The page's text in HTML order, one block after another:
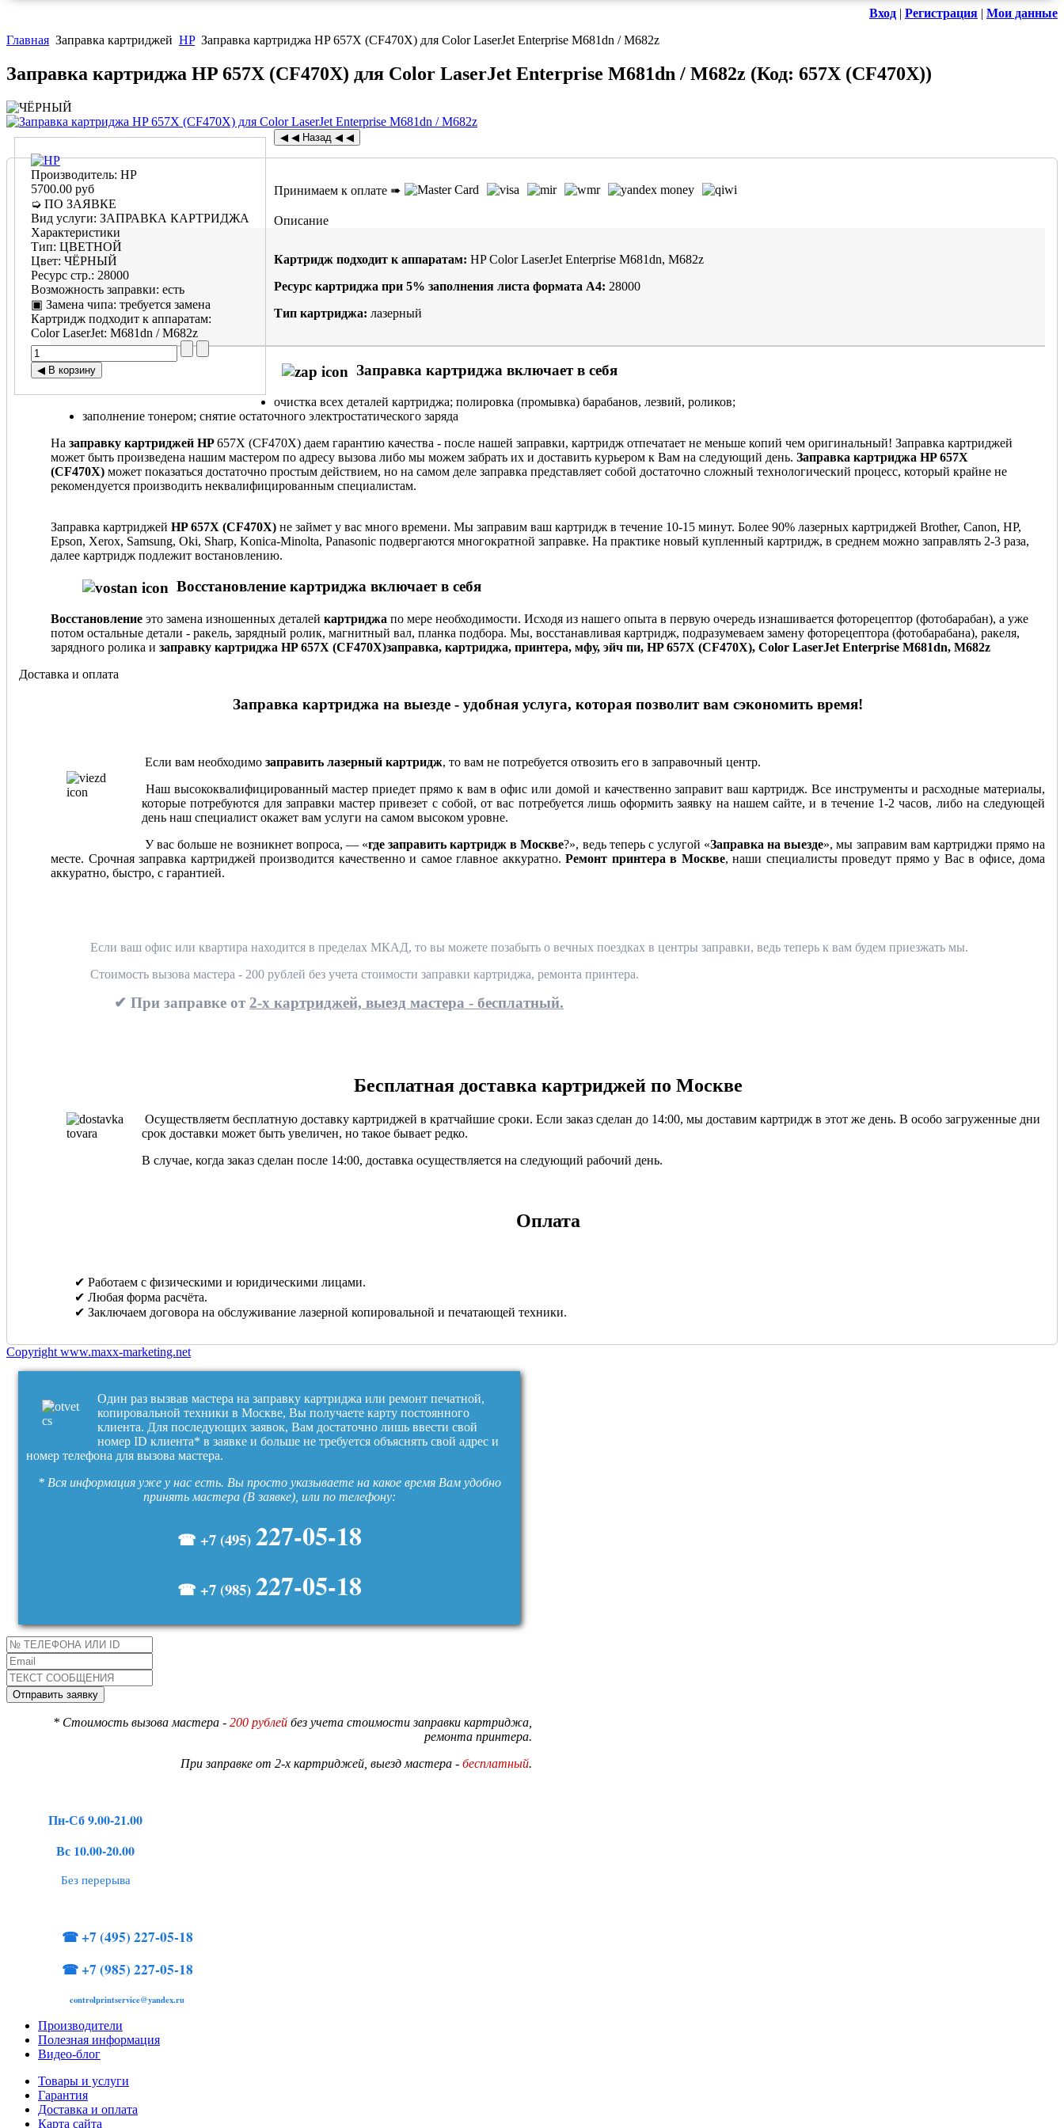
Вход | Регистрация | Мои данные
Главная Заправка картриджей HP Заправка картриджа HP 657X (CF470X) для Color LaserJet Enterprise M681dn / M682z
Заправка картриджа HP 657X (CF470X) для Color LaserJet Enterprise M681dn / M682z (Код: 657X (CF470X))
Производитель: HP
5700.00 руб
➭ ПО ЗАЯВКЕ
Вид услуги: ЗАПРАВКА КАРТРИДЖА
Характеристики
Тип: ЦВЕТНОЙ
Цвет: ЧЁРНЫЙ
Ресурс стр.: 28000
Возможность заправки: есть
▣ Замена чипа: требуется замена
Картридж подходит к аппаратам:
Color LaserJet: M681dn / M682z
Принимаем к оплате ➠
Описание
Картридж подходит к аппаратам: HP Color LaserJet Enterprise M681dn, M682z
Ресурс картриджа при 5% заполнения листа формата А4: 28000
Тип картриджа: лазерный
Заправка картриджа включает в себя
очистка всех деталей картриджа; полировка (промывка) барабанов, лезвий, роликов;
заполнение тонером; снятие остаточного электростатического заряда
На заправку картриджей HP657X (CF470X) даем гарантию качества - после нашей заправки, картридж отпечатает не меньше копий чем оригинальный! Заправка картриджей
может быть произведена нашим мастером по адресу вызова либо мы можем забрать их и доставить курьером к Вам на следующий день. Заправка картриджа HP 657X
(CF470X) может показаться достаточно простым действием, но на самом деле заправка представляет собой достаточно сложный технологический процесс, который крайне не
рекомендуется производить неквалифицированным специалистам.
Заправка картриджей HP 657X (CF470X) не займет у вас много времени. Мы заправим ваш картридж в течение 10-15 минут. Более 90% лазерных картриджей Brother, Canon, HP,
Epson, Xerox, Samsung, Oki, Sharp, Konica-Minolta, Panasonic подвергаются многократной заправке. На практике новый купленный картридж, в среднем можно заправлять 2-3 раза,
далее картридж подлежит востановлению.
Восстановление картриджа включает в себя
Восстановление это замена изношенных деталей картриджа по мере необходимости. Исходя из нашего опыта в первую очередь изнашивается фоторецептор (фотобарабан), а уже
потом остальные детали - ракель, зарядный ролик, магнитный вал, планка подбора. Мы, восстанавливая картридж, подразумеваем замену фоторецептора (фотобарабана), ракеля,
зарядного ролика и заправку картриджа HP 657X (CF470X)заправка, картриджа, принтера, мфу, эйч пи, HP 657X (CF470X), Color LaserJet Enterprise M681dn, M682z
Доставка и оплата
Заправка картриджа на выезде - удобная услуга, которая позволит вам сэкономить время!
Если вам необходимо заправить лазерный картридж, то вам не потребуется отвозить его в заправочный центр.
Наш высококвалифицированный мастер приедет прямо к вам в офис или домой и качественно заправит ваш картридж. Все инструменты и расходные материалы,
которые потребуются для заправки мастер привезет с собой, от вас потребуется лишь оформить заявку на нашем сайте, и в течение 1-2 часов, либо на следующей
день наш специалист окажет вам услуги на самом высоком уровне.
У вас больше не возникнет вопроса, — «где заправить картридж в Москве?», ведь теперь с услугой «Заправка на выезде», мы заправим вам картриджи прямо на
месте. Срочная заправка картриджей производится качественно и самое главное аккуратно. Ремонт принтера в Москве, наши специалисты проведут прямо у Вас в офисе, дома
аккуратно, быстро, с гарантией.
Если ваш офис или квартира находится в пределах МКАД, то вы можете позабыть о вечных поездках в центры заправки, ведь теперь к вам будем приезжать мы.
Стоимость вызова мастера - 200 рублей без учета стоимости заправки картриджа, ремонта принтера.
✔ При заправке от 2-х картриджей, выезд мастера - бесплатный.
Бесплатная доставка картриджей по Москве
Осуществляетм бесплатную доставку картриджей в кратчайшие сроки. Если заказ сделан до 14:00, мы доставим картридж в этот же день. В особо загруженные дни
срок доставки может быть увеличен, но такое бывает редко.
В случае, когда заказ сделан после 14:00, доставка осуществляется на следующий рабочий день.
Оплата
✔ Работаем с физическими и юридическими лицами.
✔ Любая форма расчёта.
✔ Заключаем договора на обслуживание лазерной копировальной и печатающей техники.
Copyright www.maxx-marketing.net
Один раз вызвав мастера на заправку картриджа или ремонт печатной,
копировальной техники в Москве, Вы получаете карту постоянного
клиента. Для последующих заявок, Вам достаточно лишь ввести свой
номер ID клиента* в заявке и больше не требуется объяснять свой адрес и
номер телефона для вызова мастера.
* Вся информация уже у нас есть. Вы просто указываете на какое время Вам удобно
принять мастера (В заявке), или по телефону:
☎ +7 (495) 227-05-18
☎ +7 (985) 227-05-18
* Стоимость вызова мастера - 200 рублей без учета стоимости заправки картриджа,
ремонта принтера.
При заправке от 2-х картриджей, выезд мастера - бесплатный.
Пн-Сб 9.00-21.00
Вс 10.00-20.00
Без перерыва
☎+7 (495) 227-05-18
☎+7 (985) 227-05-18
controlprintservice@yandex.ru
Производители
Полезная информация
Видео-блог
Товары и услуги
Гарантия
Доставка и оплата
Карта сайта